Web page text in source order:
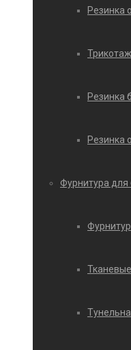
Резинка
Резинка
Резинка
Фурнитура для